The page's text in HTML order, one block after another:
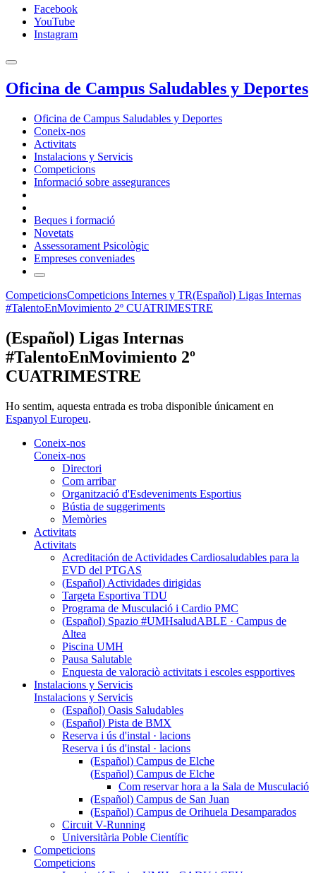
Facebook
YouTube
Instagram
Oficina de Campus Saludables y Deportes
Oficina de Campus Saludables y Deportes
Coneix-nos
Activitats
Instalacions y Servicis
Competicions
Informació sobre assegurances
Beques i formació
Novetats
Assessorament Psicològic
Empreses conveniades
CompeticionsCompeticions Internes y TR(Español) Ligas Internas
#TalentoEnMovimiento 2º CUATRIMESTRE
(Español) Ligas Internas
#TalentoEnMovimiento 2º
CUATRIMESTRE
Ho sentim, aquesta entrada es troba disponible únicament en
Espanyol Europeu.
Coneix-nos
Coneix-nos
Directori
Com arribar
Organització d'Esdeveniments Esportius
Bústia de suggeriments
Memòries
Activitats
Activitats
Acreditación de Actividades Cardiosaludables para la
EVD del PTGAS
(Español) Actividades dirigidas
Targeta Esportiva TDU
Programa de Musculació i Cardio PMC
(Español) Spazio #UMHsaludABLE · Campus de
Altea
Piscina UMH
Pausa Salutable
Enquesta de valoraciò activitats i escoles espportives
Instalacions y Servicis
Instalacions y Servicis
(Español) Oasis Saludables
(Español) Pista de BMX
Reserva i ús d'instal · lacions
Reserva i ús d'instal · lacions
(Español) Campus de Elche
(Español) Campus de Elche
Com reservar hora a la Sala de Musculació
(Español) Campus de San Juan
(Español) Campus de Orihuela Desamparados
Circuit V-Running
Universitària Poble Científic
Competicions
Competicions